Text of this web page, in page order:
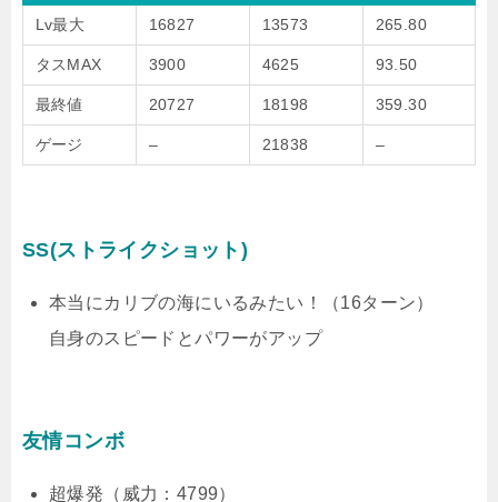
Lv最大 16827 13573 265.80
タスMAX 3900 4625 93.50
最終値 20727 18198 359.30
ゲージ – 21838 –
SS(ストライクショット)
本当にカリブの海にいるみたい！（16ターン）
自身のスピードとパワーがアップ
友情コンボ
超爆発（威力：4799）